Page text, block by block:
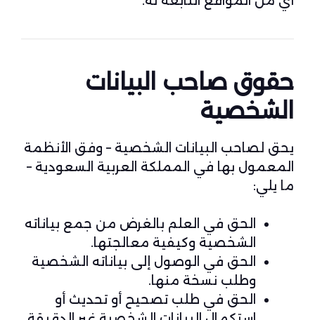
حقوق صاحب البيانات
الشخصية
يحق لصاحب البيانات الشخصية – وفق الأنظمة
المعمول بها في المملكة العربية السعودية –
ما يلي:
الحق في العلم بالغرض من جمع بياناته
الشخصية وكيفية معالجتها.
الحق في الوصول إلى بياناته الشخصية
وطلب نسخة منها.
الحق في طلب تصحيح أو تحديث أو